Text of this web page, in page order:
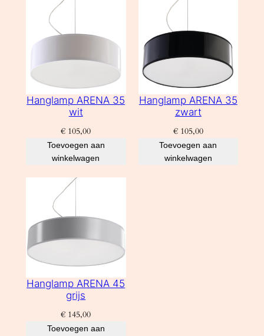
Hanglamp ARENA 35
wit
€ 105,00
Toevoegen aan
winkelwagen
Hanglamp ARENA 35
zwart
€105,00
Toevoegen aan
winkelwagen
Hanglamp ARENA 45
grijs
€ 145,00
Toevoegen aan